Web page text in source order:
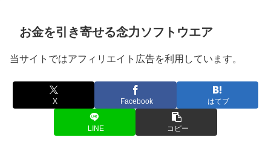
お金を引き寄せる念力ソフトウエア
当サイトではアフィリエイト広告を利用しています。
X Facebook はてブ
LINE コピー